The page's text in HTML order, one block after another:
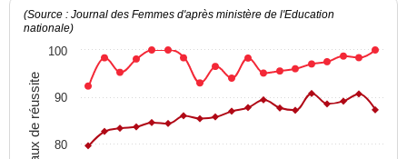
Taux de réussite
(Source : Journal des Femmes d'après ministère de l'Education
nationale)
80
90
100